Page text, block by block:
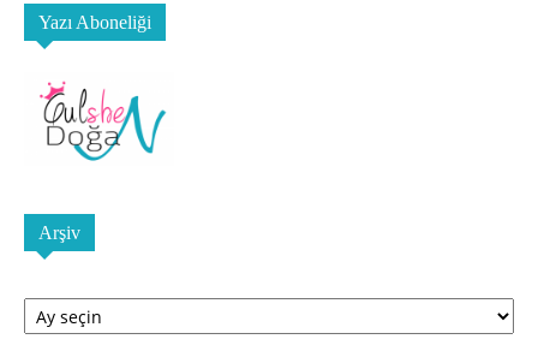
Yazı Aboneliği
Arşiv
Arşiv